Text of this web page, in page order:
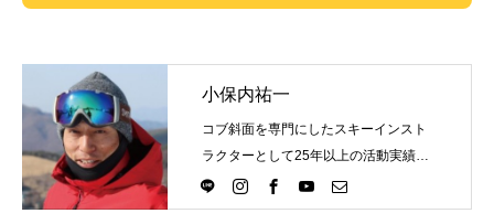
小保内祐一
コブ斜面を専門にしたスキーインスト
ラクターとして25年以上の活動実績。
Directlineスキースクール代表として、
スキーインストラクターが職業選択の